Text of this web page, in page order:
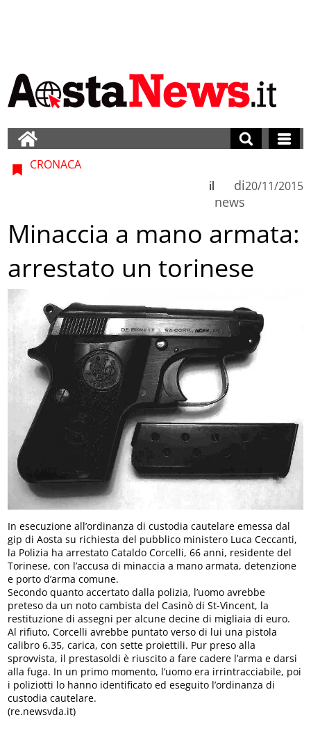
CRONACA
di
news
il 20/11/2015
Minaccia a mano armata:
arrestato un torinese
In esecuzione all’ordinanza di custodia cautelare emessa dal
gip di Aosta su richiesta del pubblico ministero Luca Ceccanti,
la Polizia ha arrestato Cataldo Corcelli, 66 anni, residente del
Torinese, con l’accusa di minaccia a mano armata, detenzione
e porto d’arma comune.
Secondo quanto accertato dalla polizia, l’uomo avrebbe
preteso da un noto cambista del Casinò di St-Vincent, la
restituzione di assegni per alcune decine di migliaia di euro.
Al rifiuto, Corcelli avrebbe puntato verso di lui una pistola
calibro 6.35, carica, con sette proiettili. Pur preso alla
sprovvista, il prestasoldi è riuscito a fare cadere l’arma e darsi
alla fuga. In un primo momento, l’uomo era irrintracciabile, poi
i poliziotti lo hanno identificato ed eseguito l’ordinanza di
custodia cautelare.
(re.newsvda.it)